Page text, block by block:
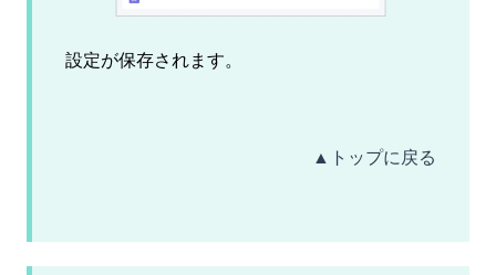
設定が保存されます。
▲トップに戻る